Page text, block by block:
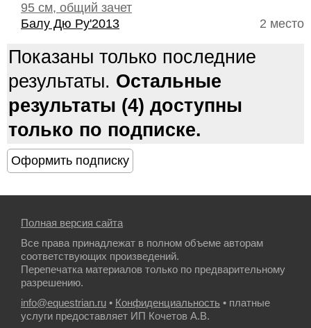
95 см, общий зачет
2 место
Балу Дю Ру'2013
Показаны только последние
результаты. Остальные
результаты (4) доступны
только по подписке.
Полная версия сайта
Все права принадлежат в полном объеме авторам
соответствующих произведений.
Перепечатка материалов только по предварительному
разрешению.
info@equestrian.ru • Конфиденциальность • платные
услуги предоставляет ИП Кочетов А.В.